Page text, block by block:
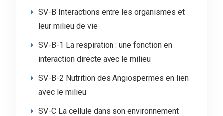
SV-B Interactions entre les organismes et
leur milieu de vie
SV-B-1 La respiration : une fonction en
interaction directe avec le milieu
SV-B-2 Nutrition des Angiospermes en lien
avec le milieu
SV-C La cellule dans son environnement